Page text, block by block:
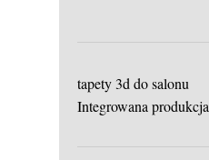
tapety 3d do salonu
Integrowana produkcja